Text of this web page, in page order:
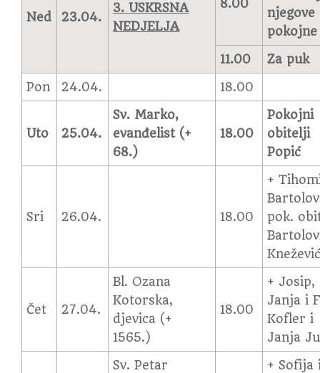
Ned 23.04.
3. USKRSNA
NEDJELJA
8.00
njegove
pokojne
11.00
Za puk
Pon
24.04. 18.00
Uto 25.04.
Sv. Marko,
evanđelist (+
68.)
18.00
Pokojni
obitelji
Popić
Sri 26.04. 18.00
+
pok.
Čet 27.04.
Bl. Ozana
Kotorska,
djevica (+
1565.)
18.00
+ Josip,
Janja i
Kofler i
Janja
Sv. Petar
+ Sofija